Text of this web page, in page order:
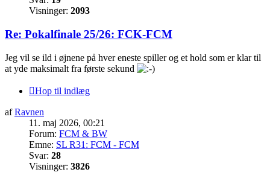
Visninger: 2093
Re: Pokalfinale 25/26: FCK-FCM
Jeg vil se ild i øjnene på hver eneste spiller og et hold som er klar til
at yde maksimalt fra første sekund
Hop til indlæg
afRavnen
11. maj 2026, 00:21
Forum: FCM & BW
Emne: SL R31: FCM - FCM
Svar: 28
Visninger: 3826